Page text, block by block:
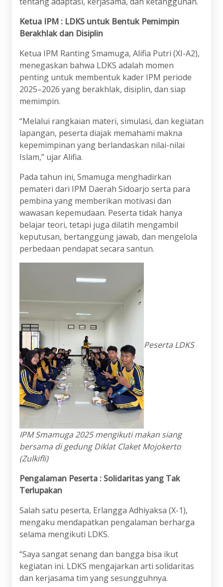
Ketua IPM : LDKS untuk Bentuk Pemimpin
Berakhlak dan Disiplin
Ketua IPM Ranting Smamuga, Alifia Putri (XI-A2),
menegaskan bahwa LDKS adalah momen
penting untuk membentuk kader IPM periode
2025–2026 yang berakhlak, disiplin, dan siap
memimpin.
“Melalui rangkaian materi, simulasi, dan kegiatan
lapangan, peserta diajak memahami makna
kepemimpinan yang berlandaskan nilai-nilai
Islam,” ujar Alifia.
Pada tahun ini, Smamuga menghadirkan
pemateri dari IPM Daerah Sidoarjo serta para
pembina yang memberikan motivasi dan
wawasan kepemudaan. Peserta tidak hanya
belajar teori, tetapi juga dilatih mengambil
keputusan, bertanggung jawab, dan mengelola
perbedaan pendapat secara santun.
Peserta LDKS
IPM Smamuga 2025 mengikuti makan siang
bersama di gedung Diklat Claket Mojokerto
(Zulkifli)
Pengalaman Peserta : Solidaritas yang Tak
Terlupakan
Salah satu peserta, Erlangga Adhiyaksa (X-1),
mengaku mendapatkan pengalaman berharga
selama mengikuti LDKS.
“Saya sangat senang dan bangga bisa ikut
kegiatan ini. LDKS mengajarkan arti solidaritas
dan kerjasama tim yang sesungguhnya.